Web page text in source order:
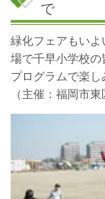
で
緑化フェアもい
場で千早小学校
プログラムで楽し
（主催：福岡市